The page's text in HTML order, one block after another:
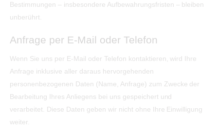
Bestimmungen – insbesondere Aufbewahrungsfristen – bleiben
unberührt.
Anfrage per E-Mail oder Telefon
Wenn Sie uns per E-Mail oder Telefon kontaktieren, wird Ihre
Anfrage inklusive aller daraus hervorgehenden
personenbezogenen Daten (Name, Anfrage) zum Zwecke der
Bearbeitung Ihres Anliegens bei uns gespeichert und
verarbeitet. Diese Daten geben wir nicht ohne Ihre Einwilligung
weiter.